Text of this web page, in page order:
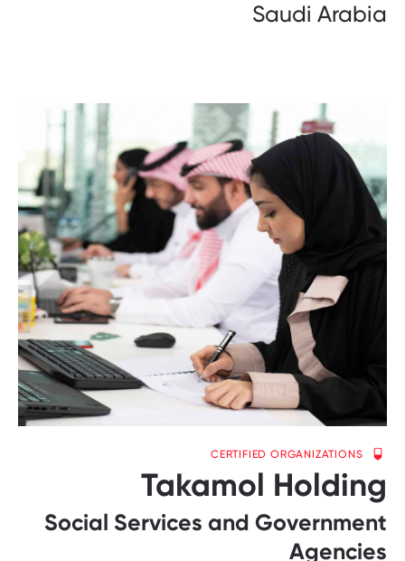
Saudi Arabia
CERTIFIED ORGANIZATIONS
Takamol Holding
Social Services and Government
Agencies